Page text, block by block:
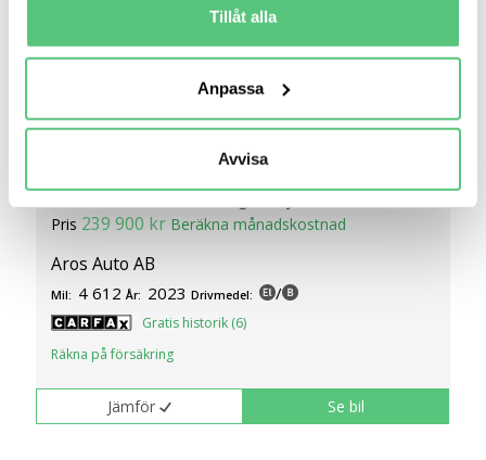
för specifika kännetecken (fingeravtryck)
Ta reda på mer om hur dina personliga uppgifter
Du kan ändra eller dra tillbaka ditt samtycke när som
helst från cookie-förklaringen.
en säker - och trygg marknadsplats och för att kunna ge
cookies och samtycker till att vi mäter och delar
information om din användning av webbplatsen med våra
partners. För att ändra vilka typer av cookies vi använder
inställningar för cookies.
Tillåt alla
Anpassa
Avvisa
Kia Cee´d Ceed SW Plug-in Hybrid DCT Action
Pris 239 900 kr Beräkna månadskostnad
Aros Auto AB
Mil: 4 612 År: 2023 Drivmedel: /
Gratis historik (6)
Räkna på försäkring
Jämför Se bil